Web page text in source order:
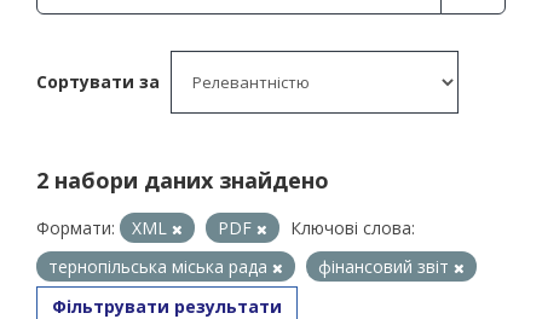
Сортувати за
2 набори даних знайдено
Формати: XML PDF
Ключові слова:
тернопільська міська рада
фінансовий звіт
Фільтрувати результати